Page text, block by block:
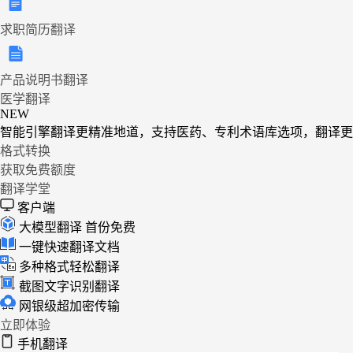
求职简历翻译
产品说明书翻译
医学翻译
NEW
智能引擎翻译更精准地道，支持医药、专利术语库选项，翻译
格式转换
获取免费额度
翻译学堂
客户端
大模型翻译 首份免费
一键快速翻译文档
多种格式轻松翻译
截图文字识别翻译
网银级超加密传输
立即体验
手机翻译